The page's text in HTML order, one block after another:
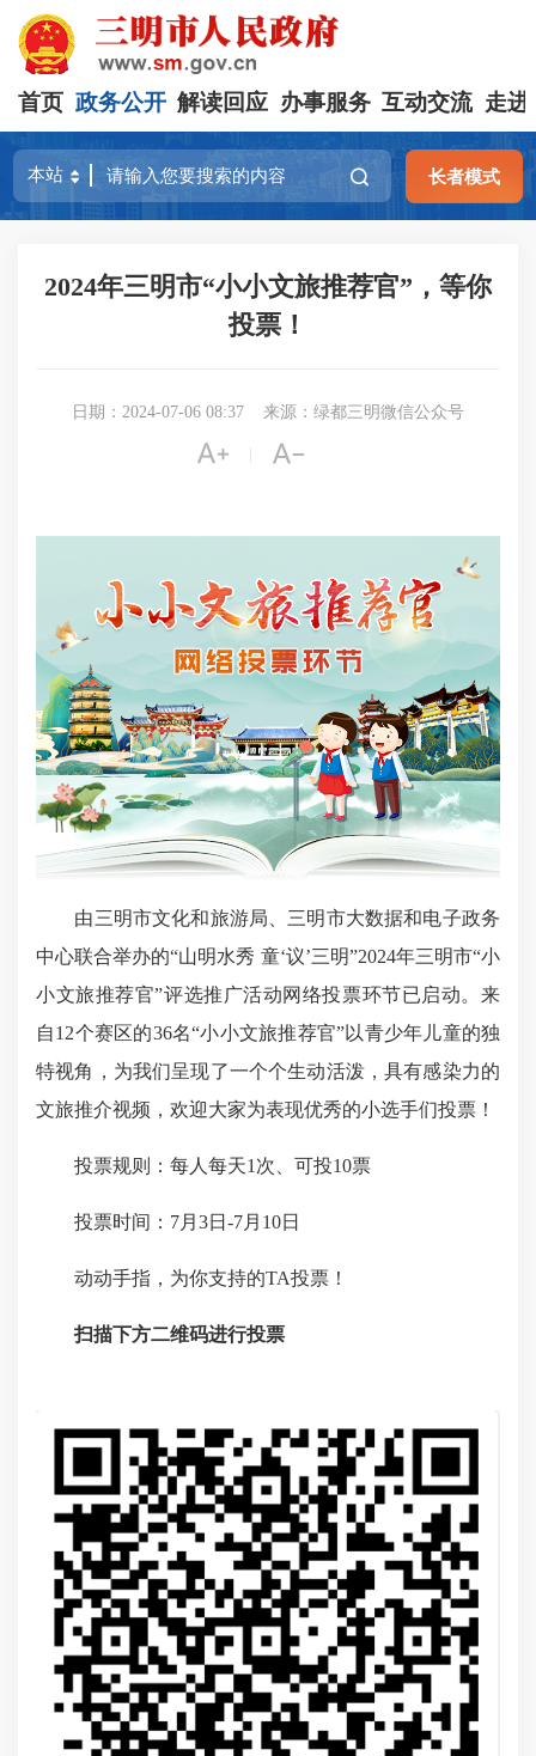
首页 政务公开 解读回应 办事服务 互动交流 走进
长者模式
2024年三明市“小小文旅推荐官”，等你
投票！
日期：2024-07-06 08:37 来源：绿都三明微信公众号
 
由三明市文化和旅游局、三明市大数据和电子政务
中心联合举办的“山明水秀 童‘议’三明”2024年三明市“小
小文旅推荐官”评选推广活动网络投票环节已启动。来
自12个赛区的36名“小小文旅推荐官”以青少年儿童的独
特视角，为我们呈现了一个个生动活泼，具有感染力的
文旅推介视频，欢迎大家为表现优秀的小选手们投票！
投票规则：每人每天1次、可投10票
投票时间：7月3日-7月10日
动动手指，为你支持的TA投票！
扫描下方二维码进行投票